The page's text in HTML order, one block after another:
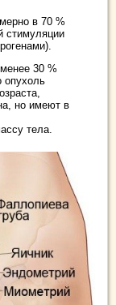
в 70 %
стимуляции
30 %
опухоль
но имеют в
тела.